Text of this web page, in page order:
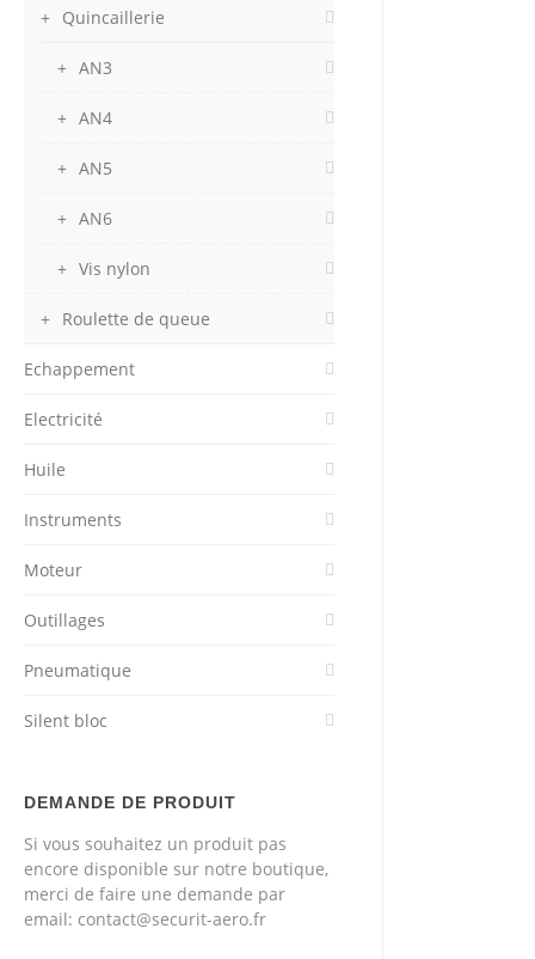
Quincaillerie
AN3
AN4
AN5
AN6
Vis nylon
Roulette de queue
Echappement
Electricité
Huile
Instruments
Moteur
Outillages
Pneumatique
Silent bloc
DEMANDE DE PRODUIT
Si vous souhaitez un produit pas
encore disponible sur notre boutique,
merci de faire une demande par
email: contact@securit-aero.fr